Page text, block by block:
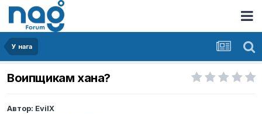
У нага
Воипщикам хана?
Автор: EvilX